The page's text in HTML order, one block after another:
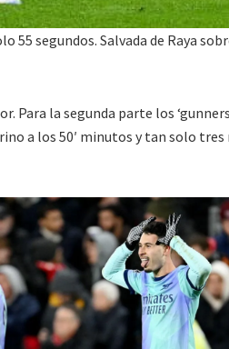
segundos. Salvada de Raya
Para la segunda parte los
a los 50′ minutos y tan solo